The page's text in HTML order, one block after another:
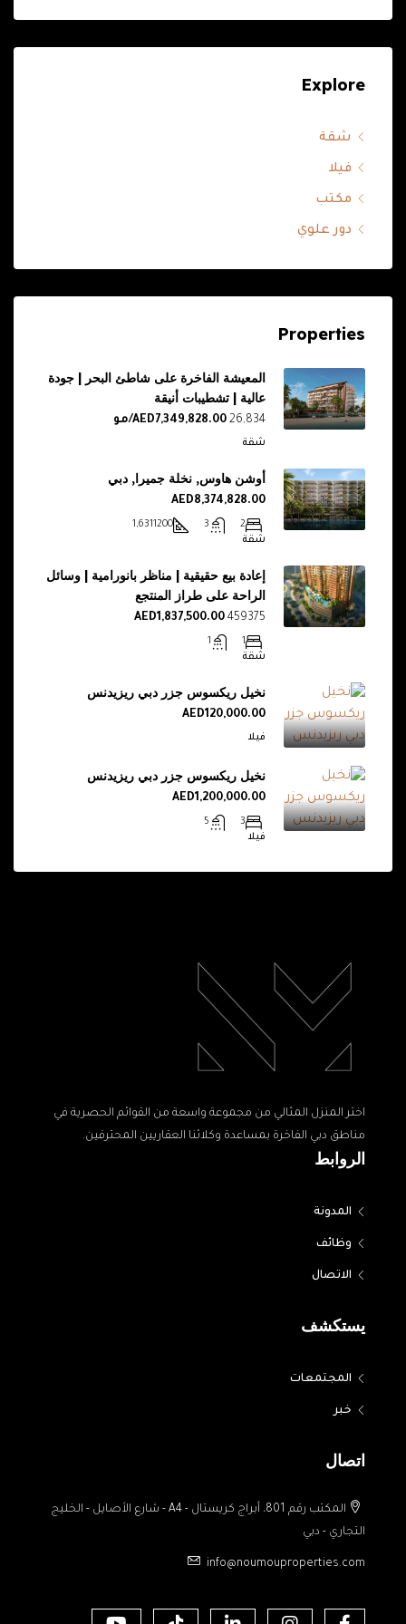
Explore
شقة
فيلا
مكتب
دور علوي
Properties
المعيشة الفاخرة على شاطئ البحر | جودة
عالية | تشطيبات أنيقة
26,834 AED7,349,828.00/مو
شقة
أوشن هاوس, نخلة جميرا, دبي
AED8,374,828.00
2
3
1200
1,631
شقة
إعادة بيع حقيقية | مناظر بانورامية | وسائل
الراحة على طراز المنتجع
459375
AED1,837,500.00
1
1
شقة
نخيل ريكسوس جزر دبي ريزيدنس
AED120,000.00
فيلا
نخيل ريكسوس جزر دبي ريزيدنس
AED1,200,000.00
3
5
فيلا
اختر المنزل المثالي من مجموعة واسعة من القوائم الحصرية في
مناطق دبي الفاخرة بمساعدة وكلائنا العقاريين المحترفين.
الروابط
المدونة
وظائف
الاتصال
يستكشف
المجتمعات
خبر
اتصال
المكتب رقم 801، أبراج كريستال - A4 - شارع الأصايل - الخليج
التجاري - دبي
info@noumouproperties.com